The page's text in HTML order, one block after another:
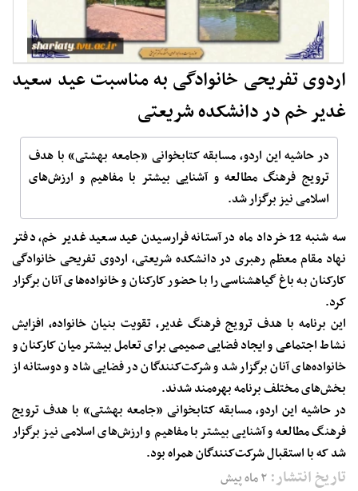
اردوی تفریحی خانوادگی به مناسبت عید سعید
غدیر خم در دانشکده شریعتی
در حاشیه این اردو، مسابقه کتابخوانی «جامعه بهشتی» با هدف
ترویج فرهنگ مطالعه و آشنایی بیشتر با مفاهیم و ارزش‌های
اسلامی نیز برگزار شد.
سه شنبه 12 خرداد ماه در آستانه فرارسیدن عید سعید غدیر خم، دفتر
نهاد مقام معظم رهبری در دانشکده شریعتی، اردوی تفریحی خانوادگی
کارکنان به باغ گیاهشناسی را با حضور کارکنان و خانواده‌های آنان برگزار
کرد.
این برنامه با هدف ترویج فرهنگ غدیر، تقویت بنیان خانواده، افزایش
نشاط اجتماعی و ایجاد فضایی صمیمی برای تعامل بیشتر میان کارکنان و
خانواده‌های آنان برگزار شد و شرکت‌کنندگان در فضایی شاد و دوستانه از
بخش‌های مختلف برنامه بهره‌مند شدند.
در حاشیه این اردو، مسابقه کتابخوانی «جامعه بهشتی» با هدف ترویج
فرهنگ مطالعه و آشنایی بیشتر با مفاهیم و ارزش‌های اسلامی نیز برگزار
شد که با استقبال شرکت‌کنندگان همراه بود.
تاریخ انتشار:۲ ماه پیش